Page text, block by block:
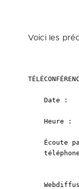
Voici les
Date :
Heure :
Écoute